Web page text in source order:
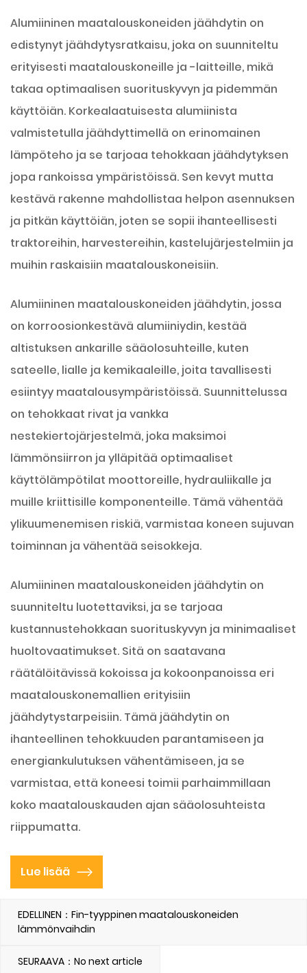
Alumiininen maatalouskoneiden jäähdytin on
edistynyt jäähdytysratkaisu, joka on suunniteltu
erityisesti maatalouskoneille ja -laitteille, mikä
takaa optimaalisen suorituskyvyn ja pidemmän
käyttöiän. Korkealaatuisesta alumiinista
valmistetulla jäähdyttimellä on erinomainen
lämpöteho ja se tarjoaa tehokkaan jäähdytyksen
jopa rankoissa ympäristöissä. Sen kevyt mutta
kestävä rakenne mahdollistaa helpon asennuksen
ja pitkän käyttöiän, joten se sopii ihanteellisesti
traktoreihin, harvestereihin, kastelujärjestelmiin ja
muihin raskaisiin maatalouskoneisiin.
Alumiininen maatalouskoneiden jäähdytin, jossa
on korroosionkestävä alumiiniydin, kestää
altistuksen ankarille sääolosuhteille, kuten
sateelle, lialle ja kemikaaleille, joita tavallisesti
esiintyy maatalousympäristöissä. Suunnittelussa
on tehokkaat rivat ja vankka
nestekiertojärjestelmä, joka maksimoi
lämmönsiirron ja ylläpitää optimaaliset
käyttölämpötilat moottoreille, hydrauliikalle ja
muille kriittisille komponenteille. Tämä vähentää
ylikuumenemisen riskiä, ​​varmistaa koneen sujuvan
toiminnan ja vähentää seisokkeja.
Alumiininen maatalouskoneiden jäähdytin on
suunniteltu luotettaviksi, ja se tarjoaa
kustannustehokkaan suorituskyvyn ja minimaaliset
huoltovaatimukset. Sitä on saatavana
räätälöitävissä kokoissa ja kokoonpanoissa eri
maatalouskonemallien erityisiin
jäähdytystarpeisiin. Tämä jäähdytin on
ihanteellinen tehokkuuden parantamiseen ja
energiankulutuksen vähentämiseen, ja se
varmistaa, että koneesi toimii parhaimmillaan
koko maatalouskauden ajan sääolosuhteista
riippumatta.
Lue lisää
EDELLINEN：Fin-tyyppinen maatalouskoneiden
lämmönvaihdin
SEURAAVA：No next article